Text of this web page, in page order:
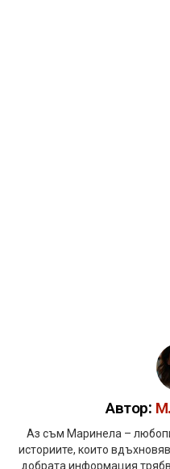
Автор:
Аз съм Маринела –
историите, които
добрата информация